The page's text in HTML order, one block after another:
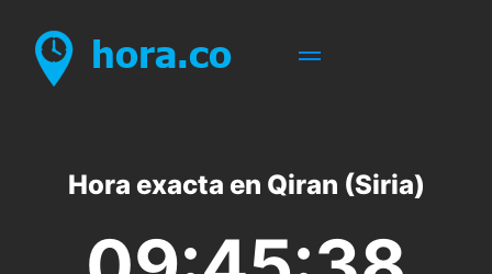
Hora exacta en Qiran (Siria)